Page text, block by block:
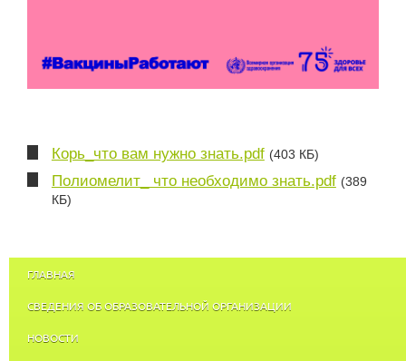
Корь_что вам нужно знать.pdf (403 КБ)
Полиомелит_ что необходимо знать.pdf (389
КБ)
ГЛАВНАЯ
СВЕДЕНИЯ ОБ ОБРАЗОВАТЕЛЬНОЙ ОРГАНИЗАЦИИ
НОВОСТИ